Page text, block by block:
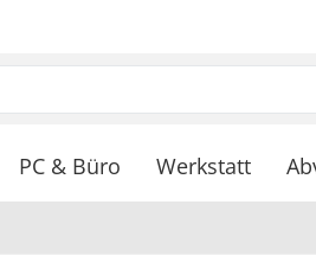
PC & Büro Werkstatt